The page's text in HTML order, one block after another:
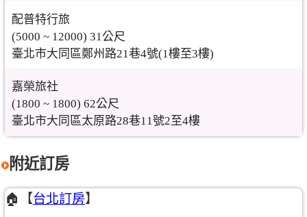
配普特行旅
(5000 ~ 12000) 31公尺
臺北市大同區鄭州路21巷4號(1樓至3樓)
嘉榮旅社
(1800 ~ 1800) 62公尺
臺北市大同區太原路28巷11號2至4樓
附近訂房
🏠【台北訂房】